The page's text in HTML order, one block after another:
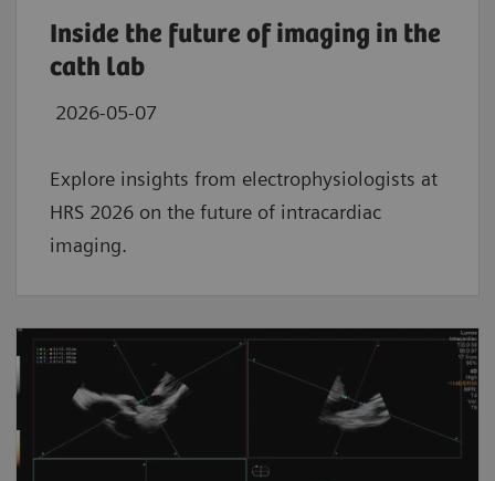
Inside the future of imaging in the
cath lab
2026-05-07
Explore insights from electrophysiologists at
HRS 2026 on the future of intracardiac
imaging.